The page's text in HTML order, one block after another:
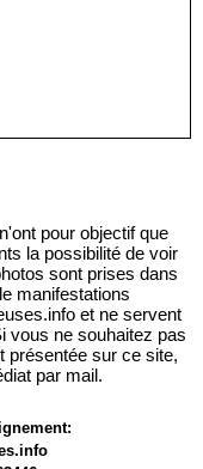
pour objectif que
la possibilité de voir
sont prises dans
manifestations
et ne servent
vous ne souhaitez pas
présentée sur ce site,
par mail.